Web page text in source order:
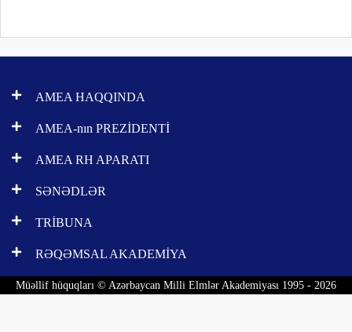
AMEA HAQQINDA
AMEA-nın PREZİDENTİ
AMEA RH APARATI
SƏNƏDLƏR
TRİBUNA
RƏQƏMSAL AKADEMİYA
Müəllif hüquqları © Azərbaycan Milli Elmlər Akademiyası 1995 - 2026